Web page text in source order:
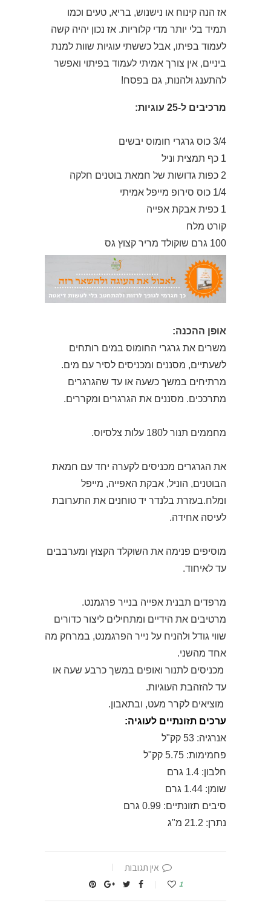
אז הנה קינוח או נישנוש, בריא, טעים וכמו
תמיד בלי יותר מדי קלוריות. אז נכון יהיה קשה
לעמוד בפיתו, אבל כששתי עוגיות שוות למנת
ביניים, אין צורך אמיתי לעמוד בפיתוי ואפשר
להתענג ולהנות, גם בפסח!
מרכיבים ל-25 עוגיות:
3/4 כוס גרגרי חומוס יבשים
1 כף תמצית וניל
2 כפות גדושות של חמאת בוטנים חלקה
1/4 כוס סירופ מייפל אמיתי
1 כפית אבקת אפייה
קורט מלח
100 גרם שוקולד מריר קצוץ גס
אופן ההכנה:
משרים את גרגרי החומוס במים רותחים
לשעתיים, מסננים ומכניסים לסיר עם מים.
מרתיחים במשך כשעה או עד שהגרגרים
מתרככים. מסננים את הגרגרים ומקררים.
מחממים תנור ל180 עלות צלסיוס.
את הגרגרים מכניסים לקערה יחד עם חמאת
הבוטנים, הוניל, אבקת האפייה, מייפל
ומלח.בעזרת בלנדר יד טוחנים את התערובת
לעיסה אחידה.
מוסיפים פנימה את השוקלד הקצוץ ומערבבים
עד לאיחוד.
מרפדים תבנית אפייה בנייר פרגמנט.
מרטיבים את הידיים ומתחילים ליצור כדורים
שווי גודל ולהניח על נייר הפרגמנט, במרחק מה
אחד מהשני.
מכניסים לתנור ואופים במשך כרבע שעה או
עד להזהבת העוגיות.
מוציאים לקרר מעט, ובתאבון.
ערכים תזונתיים לעוגיה:
אנרגיה: 53 קק"ל
פחמימות: 5.75 קק"ל
חלבון: 1.4 גרם
שומן: 1.44 גרם
סיבים תזונתיים: 0.99 גרם
נתרן: 21.2 מ"ג
אין תגובות
1